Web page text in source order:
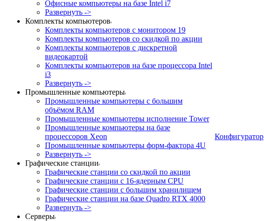
Офисные компьютеры на базе Intel i7
Развернуть ->
Комплекты компьютеров
Комплекты компьютеров с монитором 19
Комплекты компьютеров со скидкой по акции
Комплекты компьютеров с дискретной
видеокартой
Комплекты компьютеров на базе процессора Intel
i3
Развернуть ->
Промышленные компьютеры
Промышленные компьютеры с большим
объёмом RAM
Промышленные компьютеры исполнение Tower
Промышленные компьютеры на базе
процессоров Xeon
Промышленные компьютеры форм-фактора 4U
Развернуть ->
Графические станции
Графические станции со скидкой по акции
Графические станции с 16-ядерным CPU
Графические станции с большим хранилищем
Графические станции на базе Quadro RTX 4000
Развернуть ->
Серверы
Конфигуратор